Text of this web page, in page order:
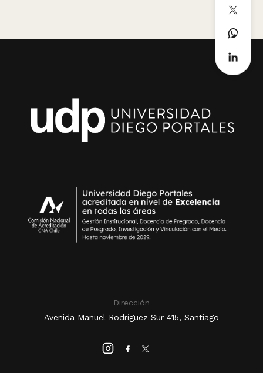
Dirección
Avenida Manuel Rodríguez Sur 415, Santiago